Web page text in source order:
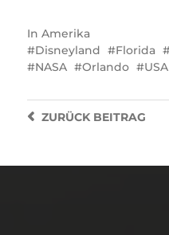
In Amerika
Disneyland
Florida
NASA
Orlando USA
ZURÜCKBEITRAG